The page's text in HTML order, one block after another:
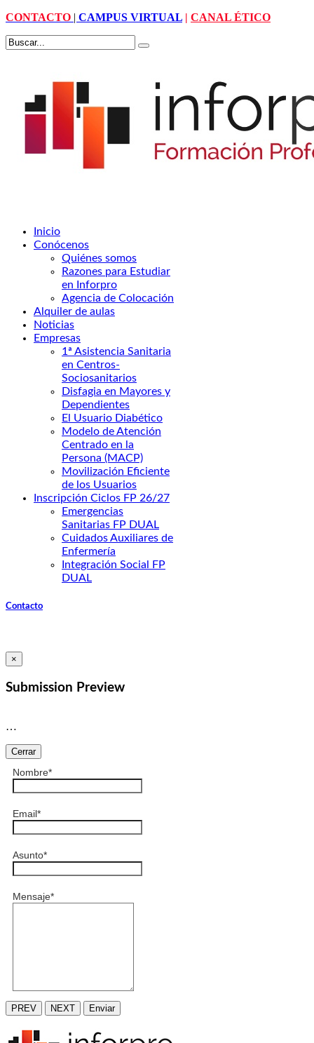
CONTACTO | CAMPUS VIRTUAL | CANAL ÉTICO
Inicio
Conócenos
Quiénes somos
Razones para Estudiar
en Inforpro
Agencia de Colocación
Alquiler de aulas
Noticias
Empresas
1ª Asistencia Sanitaria
en Centros-
Sociosanitarios
Disfagia en Mayores y
Dependientes
El Usuario Diabético
Modelo de Atención
Centrado en la
Persona (MACP)
Movilización Eficiente
de los Usuarios
Inscripción Ciclos FP 26/27
Emergencias
Sanitarias FP DUAL
Cuidados Auxiliares de
Enfermería
Integración Social FP
DUAL
Contacto
×
Submission Preview
…
Cerrar
Nombre*
Email*
Asunto*
Mensaje*
PREV NEXT Enviar